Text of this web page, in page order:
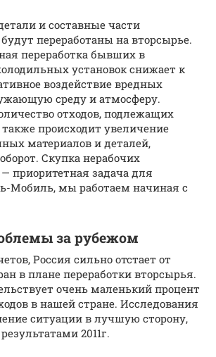
и составные части
переработаны на вторсырье.
переработка бывших в
установок снижает к
воздействие вредных
среду и атмосферу.
отходов, подлежащих
происходит увеличение
материалов и деталей,
Скупка нерабочих
приоритетная задача для
Мобиль, мы работаем начиная с
за рубежом
Россия сильно отстает от
в плане переработки вторсырья.
очень маленький процент
в нашей стране. Исследования
ситуации в лучшую сторону,
2011г.